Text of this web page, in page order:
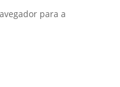
para a